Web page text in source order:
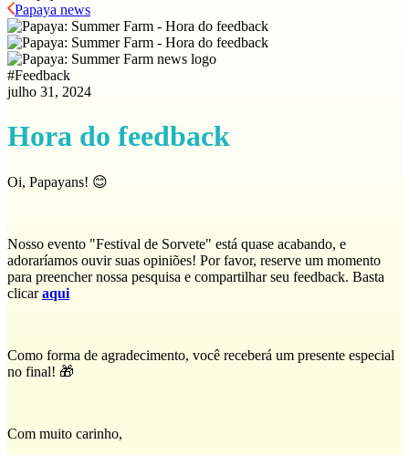
Papaya news
#Feedback
julho 31, 2024
Hora do feedback
Oi, Papayans! 😊
Nosso evento "Festival de Sorvete" está quase acabando, e
adoraríamos ouvir suas opiniões! Por favor, reserve um momento
para preencher nossa pesquisa e compartilhar seu feedback. Basta
clicaraqui
Como forma de agradecimento, você receberá um presente especial
no final! 🎁
Com muito carinho,